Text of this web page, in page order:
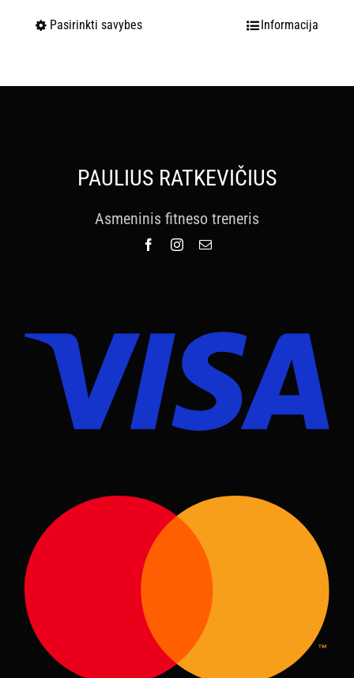
Pasirinkti savybes Informacija
PAULIUS RATKEVIČIUS
Asmeninis fitneso treneris